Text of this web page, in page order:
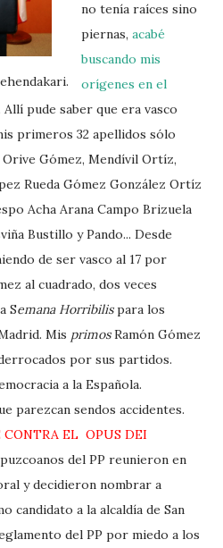
no tenía raíces sino
piernas, acabé
buscando mis
orígenes en el
pude saber que era vasco
primeros 32 apellidos sólo
Orive Gómez, Mendívil Ortíz,
Rueda Gómez González Ortíz
Acha Arana Campo Brizuela
Bustillo y Pando... Desde
de ser vasco al 17 por
al cuadrado, dos veces
Semana Horribilispara los
Mis primosRamón Gómez
por sus partidos.
a la Española.
parezcan sendos accidentes.
EL OPUS DEI
del PP reunieron en
y decidieron nombrar a
candidato a la alcaldía de San
del PP por miedo a los